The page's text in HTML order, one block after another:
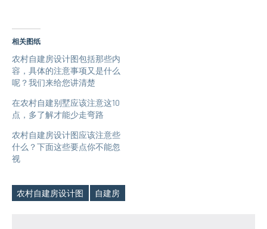
相关图纸
农村自建房设计图包括那些内
容，具体的注意事项又是什么
呢？我们来给您讲清楚
在农村自建别墅应该注意这10
点，多了解才能少走弯路
农村自建房设计图应该注意些
什么？下面这些要点你不能忽
视
Tags
农村自建房设计图 自建房